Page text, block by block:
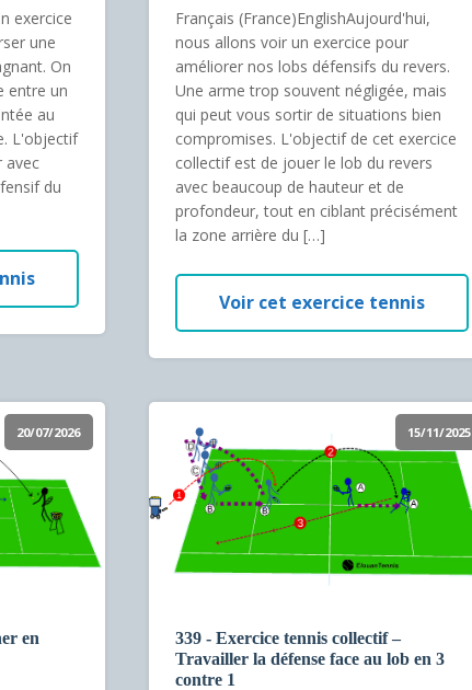
exercice
une
On
entre un
au
L'objectif
avec
du
Français (France)EnglishAujourd'hui,
nous allons voir un exercice pour
améliorer nos lobs défensifs du revers.
Une arme trop souvent négligée, mais
qui peut vous sortir de situations bien
compromises. L'objectif de cet exercice
collectif est de jouer le lob du revers
avec beaucoup de hauteur et de
profondeur, tout en ciblant précisément
la zone arrière du […]
Voir cet exercice tennis
20/07/2026
en
15/11/2025
339 - Exercice tennis collectif –
Travailler la défense face au lob en 3
contre 1